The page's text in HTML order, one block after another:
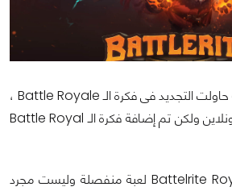
تعتبر هذه اللعبة أكثر لعبة حاولت التجديد فى فكرة الـ Battle Royale ،
واللعبة فى الأصل لعبة أونلاين ولكن تم إضافة فكرة الـ Battle Royal
ولاحقا أصبحت لعبة Battelrite Royal لعبة منفصلة وليست مجرد